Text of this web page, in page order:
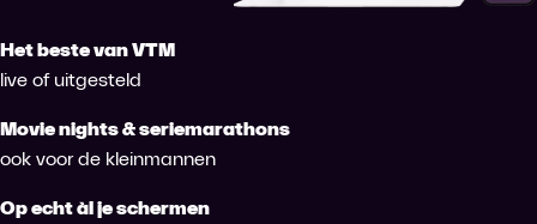
Het beste van VTM
live of uitgesteld
Movie nights & seriemarathons
ook voor de kleinmannen
Op echt àl je schermen